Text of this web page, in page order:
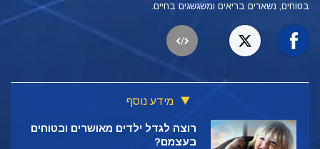
בטוחים, נשארים בריאים ומשגשגים בחיים.
מידע נוסף
רוצה לגדל ילדים מאושרים ובטוחים
בעצמם?